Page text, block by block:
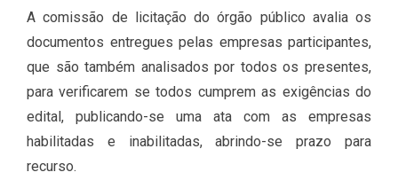
A comissão de licitação do órgão público avalia os
documentos entregues pelas empresas participantes,
que são também analisados por todos os presentes,
para verificarem se todos cumprem as exigências do
edital, publicando-se uma ata com as empresas
habilitadas e inabilitadas, abrindo-se prazo para
recurso.